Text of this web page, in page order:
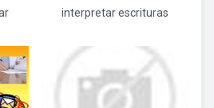
interpretar escrituras